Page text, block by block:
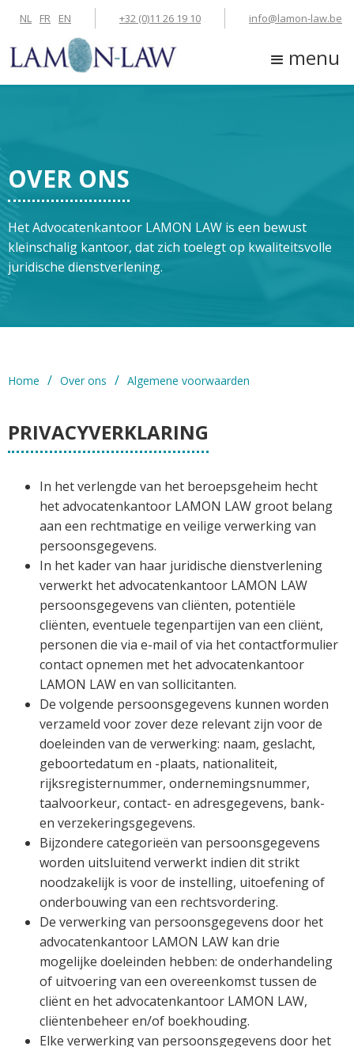
info@lamon-law.be
+32 (0)11 26 19 10
NL FR EN
menu
OVER ONS
Het Advocatenkantoor LAMON LAW is een bewust
kleinschalig kantoor, dat zich toelegt op kwaliteitsvolle
juridische dienstverlening.
Home / Over ons / Algemene voorwaarden
PRIVACYVERKLARING
In het verlengde van het beroepsgeheim hecht
het advocatenkantoor LAMON LAW groot belang
aan een rechtmatige en veilige verwerking van
persoonsgegevens.
In het kader van haar juridische dienstverlening
verwerkt het advocatenkantoor LAMON LAW
persoonsgegevens van cliënten, potentiële
cliënten, eventuele tegenpartijen van een cliënt,
personen die via e-mail of via het contactformulier
contact opnemen met het advocatenkantoor
LAMON LAW en van sollicitanten.
De volgende persoonsgegevens kunnen worden
verzameld voor zover deze relevant zijn voor de
doeleinden van de verwerking: naam, geslacht,
geboortedatum en -plaats, nationaliteit,
rijksregisternummer, ondernemingsnummer,
taalvoorkeur, contact- en adresgegevens, bank-
en verzekeringsgegevens.
Bijzondere categorieën van persoonsgegevens
worden uitsluitend verwerkt indien dit strikt
noodzakelijk is voor de instelling, uitoefening of
onderbouwing van een rechtsvordering.
De verwerking van persoonsgegevens door het
advocatenkantoor LAMON LAW kan drie
mogelijke doeleinden hebben: de onderhandeling
of uitvoering van een overeenkomst tussen de
cliënt en het advocatenkantoor LAMON LAW,
cliëntenbeheer en/of boekhouding.
Elke verwerking van persoonsgegevens door het